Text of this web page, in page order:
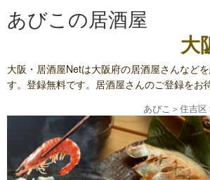
あびこの居酒屋
大
大阪・居酒屋Netは大阪府の居酒屋さんなど
す。登録無料です。居酒屋さんのご登録をお
あびこ ＞住吉区